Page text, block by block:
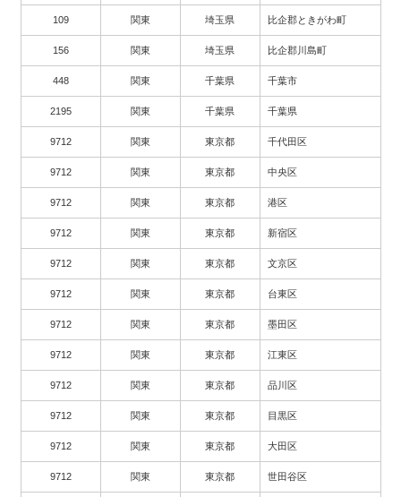
109 関東 埼玉県 比企郡ときがわ町
156 関東 埼玉県 比企郡川島町
448 関東 千葉県 千葉市
2195 関東 千葉県 千葉県
9712 関東 東京都 千代田区
9712 関東 東京都 中央区
9712 関東 東京都 港区
9712 関東 東京都 新宿区
9712 関東 東京都 文京区
9712 関東 東京都 台東区
9712 関東 東京都 墨田区
9712 関東 東京都 江東区
9712 関東 東京都 品川区
9712 関東 東京都 目黒区
9712 関東 東京都 大田区
9712 関東 東京都 世田谷区